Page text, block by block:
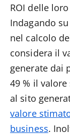
ROI delle
Indagando
nel calcolo
considera il
generate dai
49 % il
al sito
valore
business.